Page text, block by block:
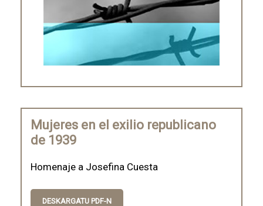
Mujeres en el exilio republicano
de 1939
Homenaje a Josefina Cuesta
DESKARGATU PDF-N